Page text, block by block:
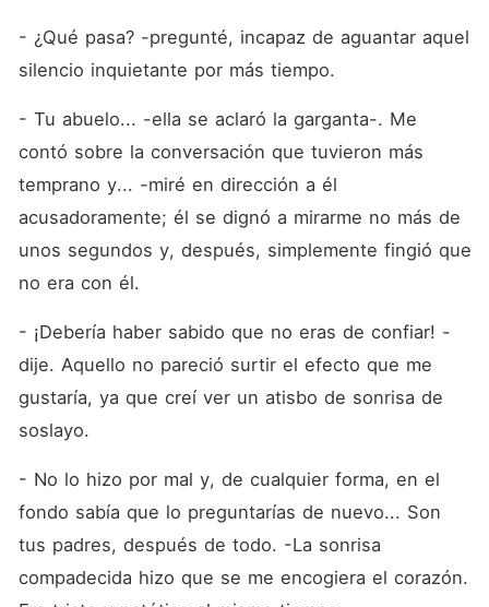
- ¿Qué pasa? -pregunté, incapaz de aguantar aquel
silencio inquietante por más tiempo.
- Tu abuelo... -ella se aclaró la garganta-. Me
contó sobre la conversación que tuvieron más
temprano y... -miré en dirección a él
acusadoramente; él se dignó a mirarme no más de
unos segundos y, después, simplemente fingió que
no era con él.
- ¡Debería haber sabido que no eras de confiar! -
dije. Aquello no pareció surtir el efecto que me
gustaría, ya que creí ver un atisbo de sonrisa de
soslayo.
- No lo hizo por mal y, de cualquier forma, en el
fondo sabía que lo preguntarías de nuevo... Son
tus padres, después de todo. -La sonrisa
compadecida hizo que se me encogiera el corazón.